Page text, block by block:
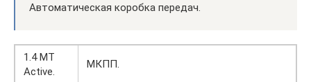
Автоматическая коробка передач.
1.4 MT
Active.
МКПП.